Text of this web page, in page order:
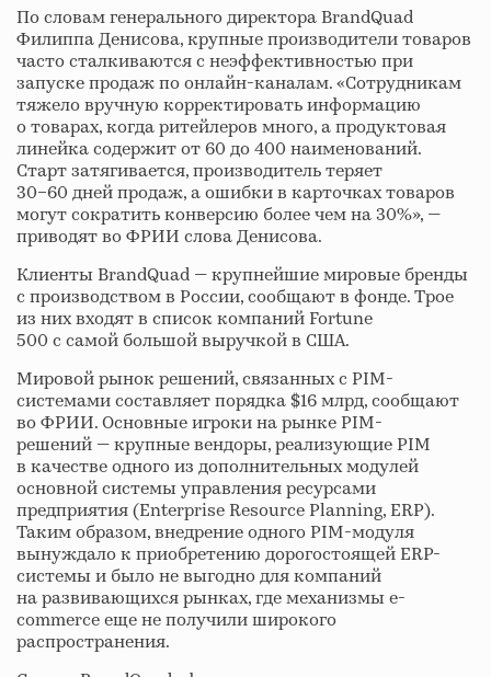
По словам генерального директора BrandQuad
Филиппа Денисова, крупные производители товаров
часто сталкиваются с неэффективностью при
запуске продаж по онлайн-каналам. «Сотрудникам
тяжело вручную корректировать информацию
о товарах, когда ритейлеров много, а продуктовая
линейка содержит от 60 до 400 наименований.
Старт затягивается, производитель теряет
30−60 дней продаж, а ошибки в карточках товаров
могут сократить конверсию более чем на 30%», —
приводят во ФРИИ слова Денисова.
Клиенты BrandQuad — крупнейшие мировые бренды
с производством в России, сообщают в фонде. Трое
из них входят в список компаний Fortune
500 с самой большой выручкой в США.
Мировой рынок решений, связанных с PIM-
системами составляет порядка $16 млрд, сообщают
во ФРИИ. Основные игроки на рынке PIM-
решений — крупные вендоры, реализующие PIM
в качестве одного из дополнительных модулей
основной системы управления ресурсами
предприятия (Enterprise Resource Planning, ERP).
Таким образом, внедрение одного PIM-модуля
вынуждало к приобретению дорогостоящей ERP-
системы и было не выгодно для компаний
на развивающихся рынках, где механизмы e-
commerce еще не получили широкого
распространения.